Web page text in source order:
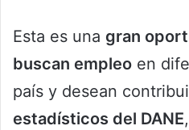
Esta es una gran
buscan empleo en
país y desean
estadísticos del DANE